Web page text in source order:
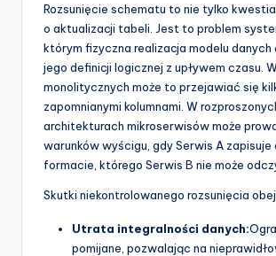
Rozsunięcie schematu to nie tylko
o aktualizacji tabeli. Jest to problem
którym fizyczna realizacja modelu danych
jego definicji logicznej z upływem czasu.
monolitycznych może to przejawiać się
zapomnianymi kolumnami. W
architekturach mikroserwisów może
warunków wyścigu, gdy Serwis A zapisuje
formacie, którego Serwis B nie może
Skutki niekontrolowanego rozsunięcia
Utrata integralności danych:
pomijane, pozwalając na